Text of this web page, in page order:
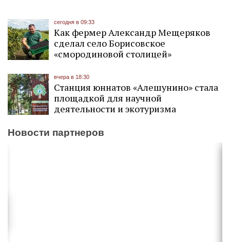
сегодня в 09:33
Как фермер Александр Мещеряков
сделал село Борисовское
«смородиновой столицей»
вчера в 18:30
Станция юннатов «Алешунино» стала
площадкой для научной
деятельности и экотуризма
Новости партнеров